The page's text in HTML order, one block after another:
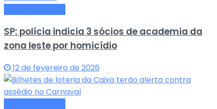
SP: polícia indicia 3 sócios de academia da
zona leste por homicídio
12 de fevereiro de 2026